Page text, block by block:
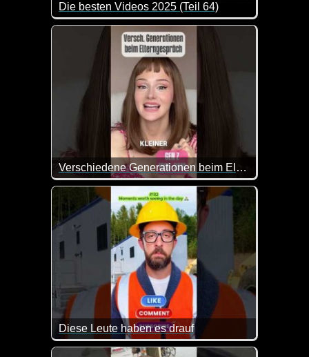
Die besten Videos 2025 (Teil 64)
Eine tolle Zusammenstellung von lustigen
Verschiedene Generationen beim Elterngespräch
Das kommt doch ziemlich gut hin würde ich sagen
Diese Leute haben es drauf
Man kann manchmal kaum hinsehen, aber hier